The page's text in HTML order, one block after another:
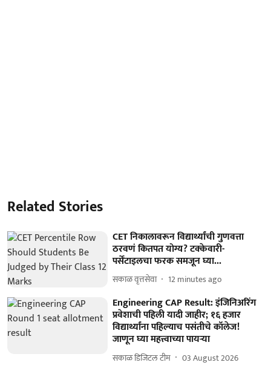
Related Stories
CET निकालावरून विद्यार्थ्यांची गुणवत्ता
ठरवणं कितपत योग्य? टक्केवारी-
पर्सेंटाइलचा फरक समजून घ्या...
सकाळ वृत्तसेवा 12 minutes ago
Engineering CAP Result: इंजिनिअरिंग
प्रवेशाची पहिली यादी जाहीर; १६ हजार
विद्यार्थ्यांना पहिल्याच पसंतीचे कॉलेज!
जाणून घ्या महत्त्वाच्या पायऱ्या
सकाळ डिजिटल टीम 03 August 2026